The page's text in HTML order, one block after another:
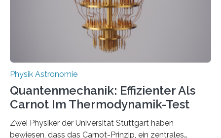
internationale Forschungsgruppe um den
Physik Astronomie
Quantenmechanik: Effizienter Als
Carnot Im Thermodynamik-Test
Zwei Physiker der Universität Stuttgart haben
bewiesen, dass das Carnot-Prinzip, ein zentrales